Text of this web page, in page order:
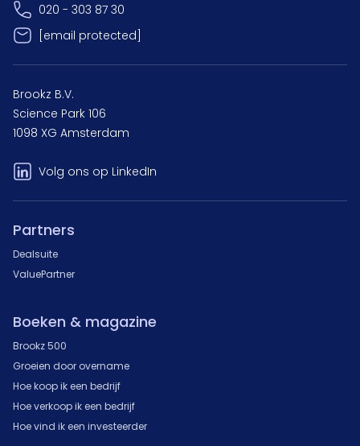
020 - 303 87 30
[email protected]
Brookz B.V.
Science Park 106
1098 XG Amsterdam
Volg ons op LinkedIn
Partners
Dealsuite
ValuePartner
Boeken & magazine
Brookz 500
Groeien door overname
Hoe koop ik een bedrijf
Hoe verkoop ik een bedrijf
Hoe vind ik een investeerder